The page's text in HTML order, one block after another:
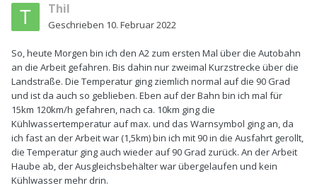
Thil
Geschrieben 10. Februar 2022
So, heute Morgen bin ich den A2 zum ersten Mal über die Autobahn
an die Arbeit gefahren. Bis dahin nur zweimal Kurzstrecke über die
Landstraße. Die Temperatur ging ziemlich normal auf die 90 Grad
und ist da auch so geblieben. Eben auf der Bahn bin ich mal für
15km 120km/h gefahren, nach ca. 10km ging die
Kühlwassertemperatur auf max. und das Warnsymbol ging an, da
ich fast an der Arbeit war (1,5km) bin ich mit 90 in die Ausfahrt gerollt,
die Temperatur ging auch wieder auf 90 Grad zurück. An der Arbeit
Haube ab, der Ausgleichsbehälter war übergelaufen und kein
Kühlwasser mehr drin.